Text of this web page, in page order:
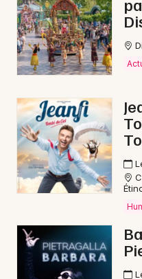
24 - Dordogne
Choisir mes
Mon email
Je